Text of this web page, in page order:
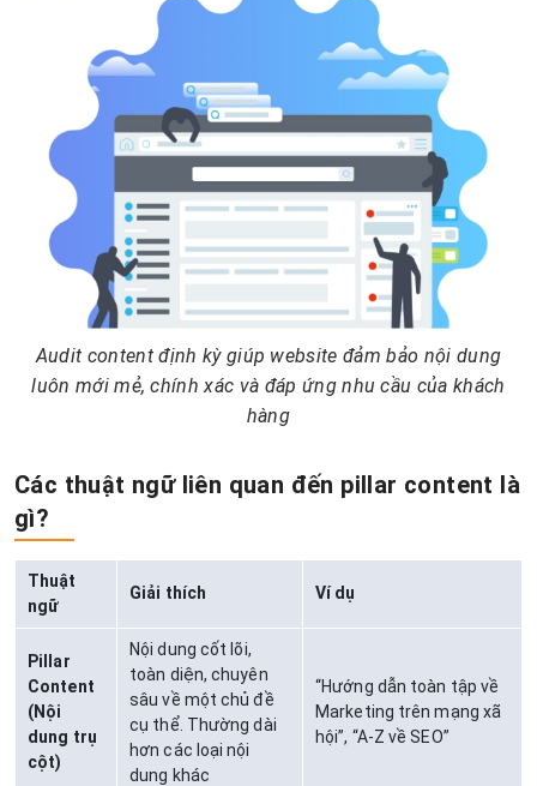
Audit content định kỳ giúp website đảm bảo nội dung
luôn mới mẻ, chính xác và đáp ứng nhu cầu của khách
hàng
Các thuật ngữ liên quan đến pillar content là
gì?
Thuật
ngữ
Giải thích Ví dụ
Pillar
Content
(Nội
dung trụ
cột)
Nội dung cốt lõi,
toàn diện, chuyên
sâu về một chủ đề
cụ thể. Thường dài
hơn các loại nội
dung khác
“Hướng dẫn toàn tập về
Marketing trên mạng xã
hội”, “A-Z về SEO”